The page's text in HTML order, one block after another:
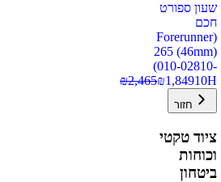
שעון ספורט
חכם
(Forerunner
265 (46mm)
(010-02810-
10H
₪1,849
₪2,465
חזור
ציוד טקטי
וכוחות
ביטחון